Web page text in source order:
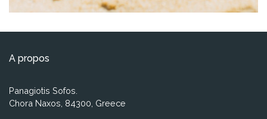
A propos
Panagiotis Sofos.
Chora Naxos, 84300, Greece